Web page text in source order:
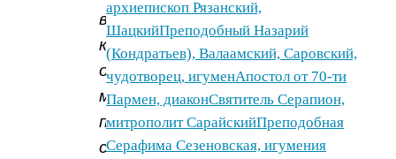
в
которой
он
меня
поздравлял
с
архиепископ Рязанский,
ШацкийПреподобный Назарий
(Кондратьев), Валаамский, Саровский,
чудотворец, игуменАпостол от 70-ти
Пармен, диаконСвятитель Серапион,
митрополит СарайскийПреподобная
Серафима Сезеновская, игумения